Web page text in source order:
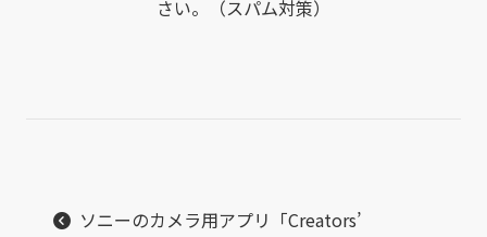
さい。（スパム対策）
ソニーのカメラ用アプリ「Creators’